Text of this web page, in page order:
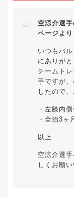
空涼介選
ページより
いつもバ
にありがと
チームト
手ですが
したので
・左膝内
・全治3ヶ
以上
空涼介選
しくお願い